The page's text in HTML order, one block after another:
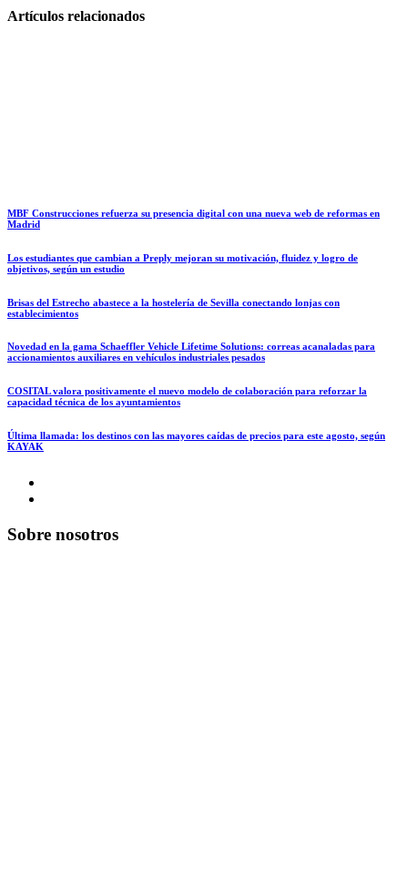
Artículos relacionados
MBF Construcciones refuerza su presencia digital con una nueva web de reformas en
Madrid
Los estudiantes que cambian a Preply mejoran su motivación, fluidez y logro de
objetivos, según un estudio
Brisas del Estrecho abastece a la hostelería de Sevilla conectando lonjas con
establecimientos
Novedad en la gama Schaeffler Vehicle Lifetime Solutions: correas acanaladas para
accionamientos auxiliares en vehículos industriales pesados
COSITAL valora positivamente el nuevo modelo de colaboración para reforzar la
capacidad técnica de los ayuntamientos
Última llamada: los destinos con las mayores caídas de precios para este agosto, según
KAYAK
Sobre nosotros